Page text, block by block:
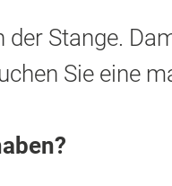
Stange.
Sie eine